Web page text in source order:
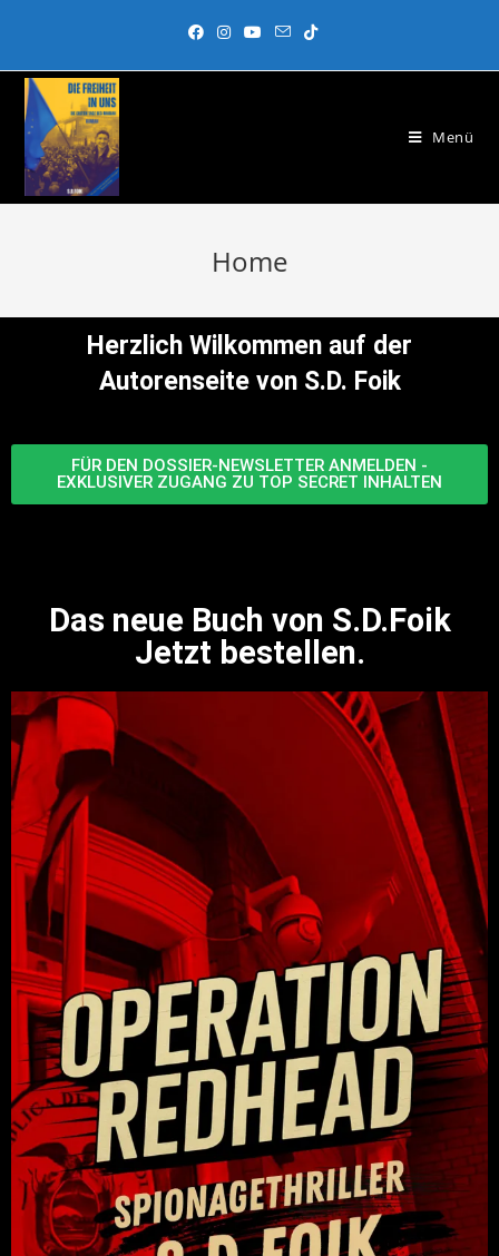
Menü
Home
Herzlich Wilkommen auf der
Autorenseite von S.D. Foik
FÜR DEN DOSSIER-NEWSLETTER ANMELDEN -
EXKLUSIVER ZUGANG ZU TOP SECRET INHALTEN
Das neue Buch von S.D.Foik
Jetzt bestellen.